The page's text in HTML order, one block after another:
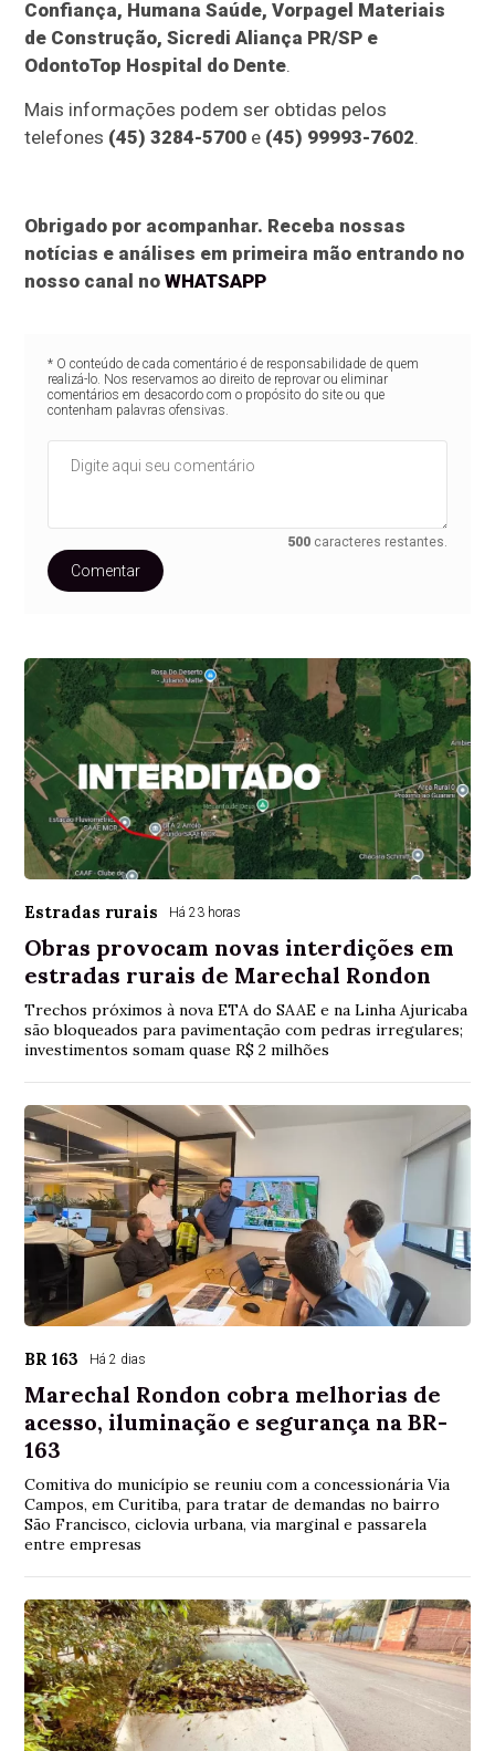
Confiança, Humana Saúde, Vorpagel Materiais
de Construção, Sicredi Aliança PR/SP e
OdontoTop Hospital do Dente.
Mais informações podem ser obtidas pelos
telefones (45) 3284-5700 e (45) 99993-7602.
Obrigado por acompanhar. Receba nossas
notícias e análises em primeira mão entrando no
nosso canal noWHATSAPP
* O conteúdo de cada comentário é de responsabilidade de quem
realizá-lo. Nos reservamos ao direito de reprovar ou eliminar
comentários em desacordo com o propósito do site ou que
contenham palavras ofensivas.
500 caracteres restantes.
Comentar
Estradas rurais Há 23 horas
Obras provocam novas interdições em
estradas rurais de Marechal Rondon
Trechos próximos à nova ETA do SAAE e na Linha Ajuricaba
são bloqueados para pavimentação com pedras irregulares;
investimentos somam quase R$ 2 milhões
BR 163 Há 2 dias
Marechal Rondon cobra melhorias de
acesso, iluminação e segurança na BR-
163
Comitiva do município se reuniu com a concessionária Via
Campos, em Curitiba, para tratar de demandas no bairro
São Francisco, ciclovia urbana, via marginal e passarela
entre empresas